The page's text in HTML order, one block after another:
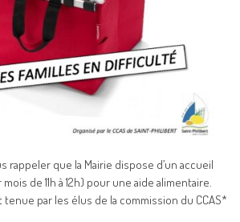
rappeler que la Mairie dispose d’un accueil
de 11h à 12h) pour une aide alimentaire.
par les élus de la commission du CCAS*